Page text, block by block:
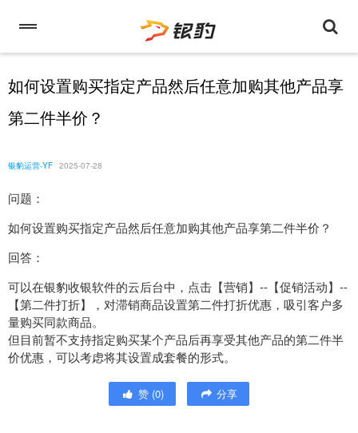
如何设置购买指定产品然后任意加购其他产品享
第二件半价？
银豹运营-YF 2025-07-28
问题：
如何设置购买指定产品然后任意加购其他产品享第二件半价？
回答：
可以在银豹收银软件的云后台中，点击【营销】--【促销活动】--
【第二件打折】，对滞销商品设置第二件打折优惠，吸引客户多
量购买同款商品。
但目前暂不支持指定购买某个产品后再享受其他产品的第二件半
价优惠，可以考虑将其设置成套餐的形式。
赞 (0) 分享